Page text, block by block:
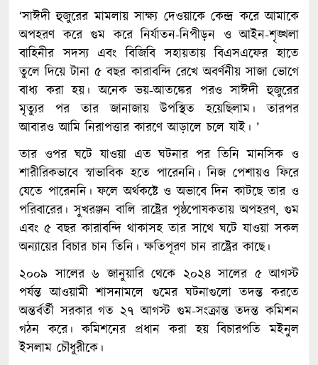
‘সাঈদী হুজুরের মামলায় সাক্ষ্য দেওয়াকে কেন্দ্র করে আমাকে
অপহরণ করে গুম করে নির্যাতন-নিপীড়ন ও আইন-শৃঙ্খলা
বাহিনীর সদস্য এবং বিজিবি সহায়তায় বিএসএফের হাতে
তুলে দিয়ে টানা ৫ বছর কারাবন্দি রেখে অবর্ণনীয় সাজা ভোগে
বাধ্য করা হয়। অনেক ভয়-আতঙ্কের পরও সাঈদী হুজুরের
মৃত্যুর পর তার জানাজায় উপস্থিত হয়েছিলাম। তারপর
আবারও আমি নিরাপত্তার কারণে আড়ালে চলে যাই। ’
তার ওপর ঘটে যাওয়া এত ঘটনার পর তিনি মানসিক ও
শারীরিকভাবে স্বাভাবিক হতে পারেননি। নিজ পেশায়ও ফিরে
যেতে পারেননি। ফলে অর্থকষ্টে ও অভাবে দিন কাটছে তার ও
পরিবারের। সুখরঞ্জন বালি রাষ্ট্রের পৃষ্ঠপোষকতায় অপহরণ, গুম
এবং ৫ বছর কারাবন্দি থাকাসহ তার সাথে ঘটে যাওয়া সকল
অন্যায়ের বিচার চান তিনি। ক্ষতিপূরণ চান রাষ্ট্রের কাছে।
২০০৯ সালের ৬ জানুয়ারি থেকে ২০২৪ সালের ৫ আগস্ট
পর্যন্ত আওয়ামী শাসনামলে গুমের ঘটনাগুলো তদন্ত করতে
অন্তর্বর্তী সরকার গত ২৭ আগস্ট গুম-সংক্রান্ত তদন্ত কমিশন
গঠন করে। কমিশনের প্রধান করা হয় বিচারপতি মইনুল
ইসলাম চৌধুরীকে।